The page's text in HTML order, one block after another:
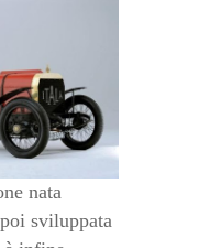
nata
sviluppata